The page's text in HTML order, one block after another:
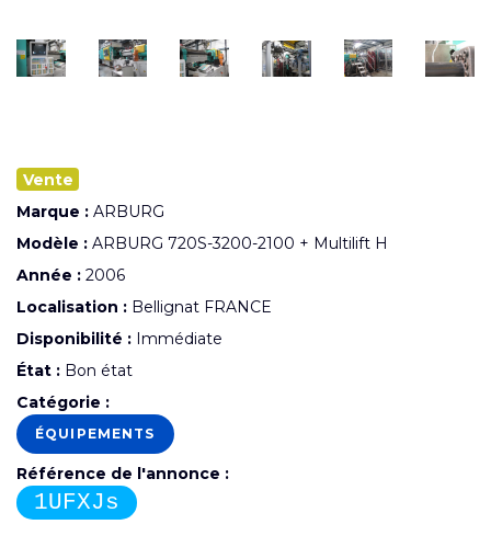
Vente
Marque : ARBURG
Modèle : ARBURG 720S-3200-2100 + Multilift H
Année : 2006
Localisation : Bellignat FRANCE
Disponibilité : Immédiate
État : Bon état
Catégorie :
ÉQUIPEMENTS
Référence de l'annonce :
1UFXJs